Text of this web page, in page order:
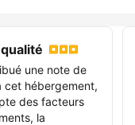
une note de
cet hébergement,
des facteurs
la